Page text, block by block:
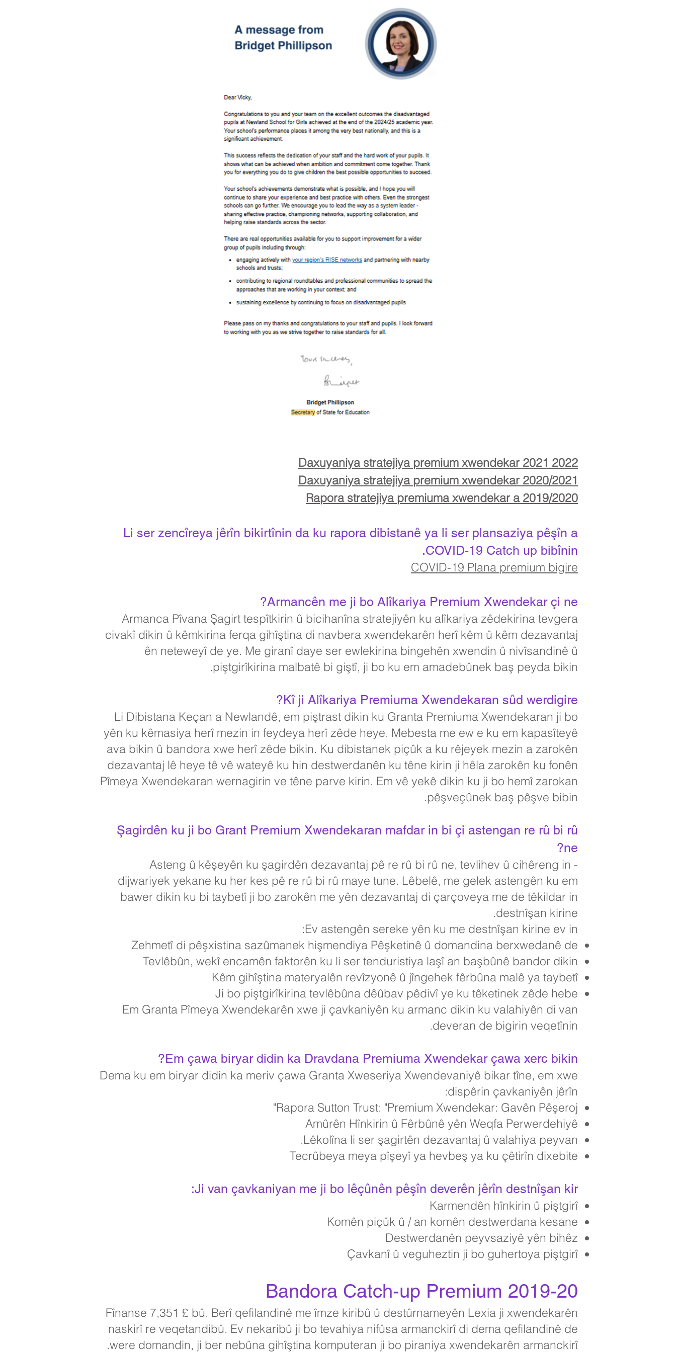
Daxuyaniya stratejiya premium xwendekar 2021 2022
Daxuyaniya stratejiya premium xwendekar 2020/2021
Rapora stratejiya premiuma xwendekar a 2019/2020
Li ser zencîreya jêrîn bikirtînin da ku rapora dibistanê ya li ser plansaziya pêşîn a
COVID-19 Catch up bibînin.
COVID-19 Plana premium bigire
Armancên me ji bo Alîkariya Premium Xwendekar çi ne?
Armanca Pîvana Şagirt tespîtkirin û bicihanîna stratejiyên ku alîkariya zêdekirina tevgera
civakî dikin û kêmkirina ferqa gihîştina di navbera xwendekarên herî kêm û kêm dezavantaj
ên neteweyî de ye. Me giranî daye ser ewlekirina bingehên xwendin û nivîsandinê û
piştgirîkirina malbatê bi giştî, ji bo ku em amadebûnek baş peyda bikin.
Kî ji Alîkariya Premiuma Xwendekaran sûd werdigire?
Li Dibistana Keçan a Newlandê, em piştrast dikin ku Granta Premiuma Xwendekaran ji bo
yên ku kêmasiya herî mezin in feydeya herî zêde heye. Mebesta me ew e ku em kapasîteyê
ava bikin û bandora xwe herî zêde bikin. Ku dibistanek piçûk a ku rêjeyek mezin a zarokên
dezavantaj lê heye tê vê wateyê ku hin destwerdanên ku têne kirin ji hêla zarokên ku fonên
Pîmeya Xwendekaran wernagirin ve têne parve kirin. Em vê yekê dikin ku ji bo hemî zarokan
pêşveçûnek baş pêşve bibin.
Şagirdên ku ji bo Grant Premium Xwendekaran mafdar in bi çi astengan re rû bi rû
ne?
Asteng û kêşeyên ku şagirdên dezavantaj pê re rû bi rû ne, tevlihev û cihêreng in -
dijwariyek yekane ku her kes pê re rû bi rû maye tune. Lêbelê, me gelek astengên ku em
bawer dikin ku bi taybetî ji bo zarokên me yên dezavantaj di çarçoveya me de têkildar in
destnîşan kirine.
Ev astengên sereke yên ku me destnîşan kirine ev in:
Zehmetî di pêşxistina sazûmanek hişmendiya Pêşketinê û domandina berxwedanê de
Tevlêbûn, wekî encamên faktorên ku li ser tenduristiya laşî an başbûnê bandor dikin
Kêm gihîştina materyalên revîzyonê û jîngehek fêrbûna malê ya taybetî
Ji bo piştgirîkirina tevlêbûna dêûbav pêdivî ye ku têketinek zêde hebe
Em Granta Pîmeya Xwendekarên xwe ji çavkaniyên ku armanc dikin ku valahiyên di van
deveran de bigirin veqetînin.
Em çawa biryar didin ka Dravdana Premiuma Xwendekar çawa xerc bikin?
Dema ku em biryar didin ka meriv çawa Granta Xweseriya Xwendevaniyê bikar tîne, em xwe
dispêrin çavkaniyên jêrîn:
Rapora Sutton Trust: "Premium Xwendekar: Gavên Pêşeroj"
Amûrên Hînkirin û Fêrbûnê yên Weqfa Perwerdehiyê
Lêkolîna li ser şagirtên dezavantaj û valahiya peyvan,
Tecrûbeya meya pîşeyî ya hevbeş ya ku çêtirîn dixebite
Ji van çavkaniyan me ji bo lêçûnên pêşîn deverên jêrîn destnîşan kir:
Karmendên hînkirin û piştgirî
Komên piçûk û / an komên destwerdana kesane
Destwerdanên peyvsaziyê yên bihêz
Çavkanî û veguheztin ji bo guhertoya piştgirî
Bandora Catch-up Premium 2019-20
Fînanse 7,351 £ bû. Berî qefilandinê me îmze kiribû û destûrnameyên Lexia ji xwendekarên
naskirî re veqetandibû. Ev nekaribû ji bo tevahiya nifûsa armanckirî di dema qefilandinê de
were domandin, ji ber nebûna gihîştina komputeran ji bo piraniya xwendekarên armanckirî.